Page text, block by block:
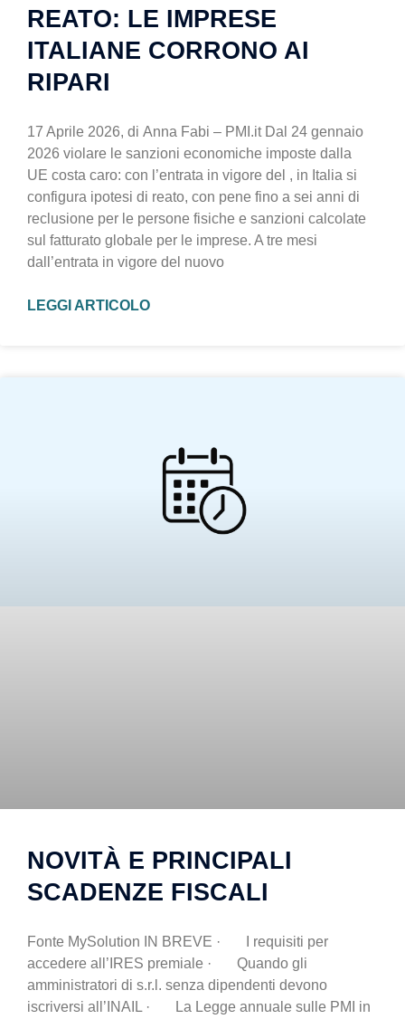
REATO: LE IMPRESE
ITALIANE CORRONO AI
RIPARI
17 Aprile 2026, di Anna Fabi – PMI.it Dal 24 gennaio
2026 violare le sanzioni economiche imposte dalla
UE costa caro: con l’entrata in vigore del , in Italia si
configura ipotesi di reato, con pene fino a sei anni di
reclusione per le persone fisiche e sanzioni calcolate
sul fatturato globale per le imprese. A tre mesi
dall’entrata in vigore del nuovo
LEGGI ARTICOLO
NOVITÀ E PRINCIPALI
SCADENZE FISCALI
Fonte MySolution IN BREVE · I requisiti per
accedere all’IRES premiale · Quando gli
amministratori di s.r.l. senza dipendenti devono
iscriversi all’INAIL · La Legge annuale sulle PMI in